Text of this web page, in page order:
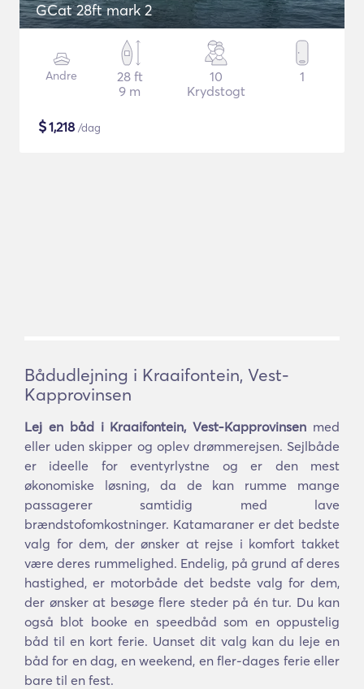
GCat 28ft mark 2
Andre
28 ft
9 m
10
Krydstogt
1
$1,218 /dag
Bådudlejning i Kraaifontein, Vest-
Kapprovinsen
Lej en båd i Kraaifontein, Vest-Kapprovinsen med
eller uden skipper og oplev drømmerejsen. Sejlbåde
er ideelle for eventyrlystne og er den mest
økonomiske løsning, da de kan rumme mange
passagerer samtidig med lave
brændstofomkostninger. Katamaraner er det bedste
valg for dem, der ønsker at rejse i komfort takket
være deres rummelighed. Endelig, på grund af deres
hastighed, er motorbåde det bedste valg for dem,
der ønsker at besøge flere steder på én tur. Du kan
også blot booke en speedbåd som en oppustelig
båd til en kort ferie. Uanset dit valg kan du leje en
båd for en dag, en weekend, en fler-dages ferie eller
bare til en fest.